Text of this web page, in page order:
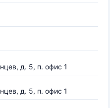
д. 5, п. офис 1
д. 5, п. офис 1